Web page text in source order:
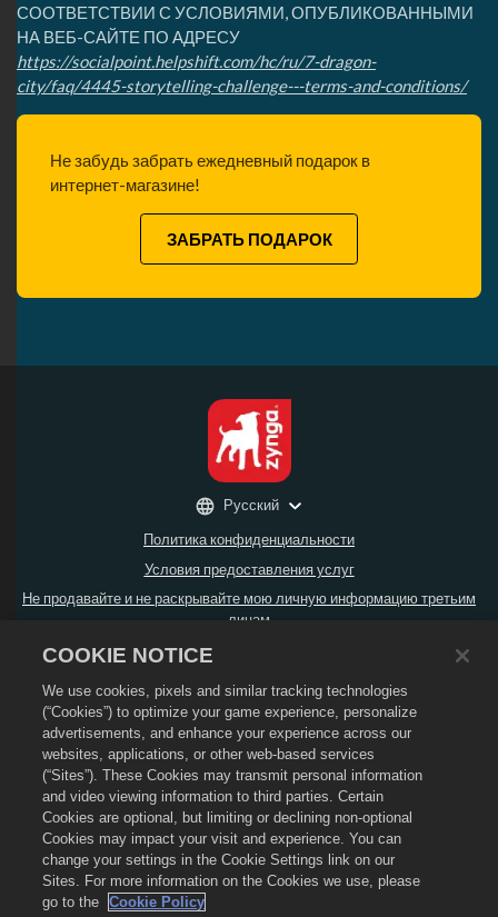
СООТВЕТСТВИИ С УСЛОВИЯМИ, ОПУБЛИКОВАННЫМИ
НА ВЕБ-САЙТЕ ПО АДРЕСУ
https://socialpoint.helpshift.com/hc/ru/7-dragon-
city/faq/4445-storytelling-challenge---terms-and-conditions/
Не забудь забрать ежедневный подарок в
интернет-магазине!
ЗАБРАТЬ ПОДАРОК
Политика конфиденциальности
Условия предоставления услуг
Не продавайте и не раскрывайте мою личную информацию третьим
лицам
Политика возврата
Поддержка магазина
Поддержка игры
Настройки файлов cookie
© Social Point S.L.,2026. Dragon City и логотип Dragon City являются
товарными знаками компании Social Point S.L. Все права защищены.
Компания Zynga, Inc. является оператором магазина Dragon City.
Предложения действительны только в игре Dragon City. Доступность и цена
предложений зависят от региона.
Русский
COOKIE NOTICE
We use cookies, pixels and similar tracking technologies
(“Cookies”) to optimize your game experience, personalize
advertisements, and enhance your experience across our
websites, applications, or other web-based services
(“Sites”). These Cookies may transmit personal information
and video viewing information to third parties. Certain
Cookies are optional, but limiting or declining non-optional
Cookies may impact your visit and experience. You can
change your settings in the Cookie Settings link on our
Sites. For more information on the Cookies we use, please
go to the
Cookie Policy